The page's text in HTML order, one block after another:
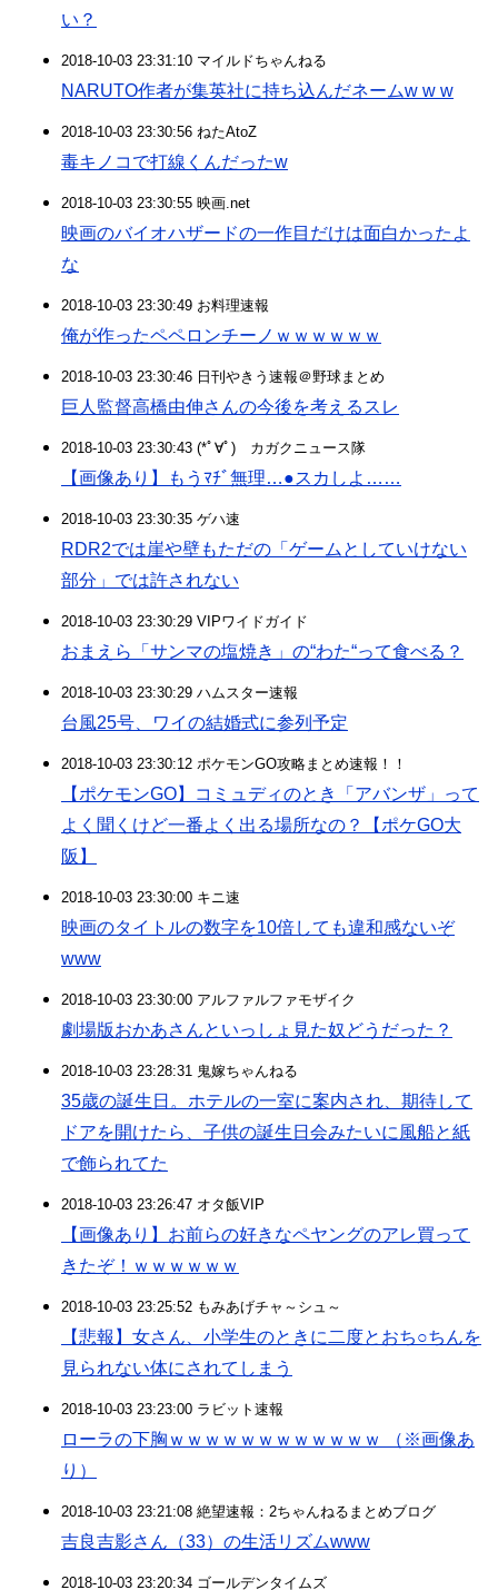
い？
2018-10-03 23:31:10 マイルドちゃんねる
NARUTO作者が集英社に持ち込んだネームw w w
2018-10-03 23:30:56 ねたAtoZ
毒キノコで打線くんだったw
2018-10-03 23:30:55 映画.net
映画のバイオハザードの一作目だけは面白かったよ
な
2018-10-03 23:30:49 お料理速報
俺が作ったペペロンチーノｗｗｗｗｗｗ
2018-10-03 23:30:46 日刊やきう速報＠野球まとめ
巨人監督高橋由伸さんの今後を考えるスレ
2018-10-03 23:30:43 (*ﾟ∀ﾟ)ゞカガクニュース隊
【画像あり】もうﾏﾁﾞ無理…●スカしよ……
2018-10-03 23:30:35 ゲハ速
RDR2では崖や壁もただの「ゲームとしていけない
部分」では許されない
2018-10-03 23:30:29 VIPワイドガイド
おまえら「サンマの塩焼き」の“わた“って食べる？
2018-10-03 23:30:29 ハムスター速報
台風25号、ワイの結婚式に参列予定
2018-10-03 23:30:12 ポケモンGO攻略まとめ速報！！
【ポケモンGO】コミュディのとき「アバンザ」って
よく聞くけど一番よく出る場所なの？【ポケGO大
阪】
2018-10-03 23:30:00 キニ速
映画のタイトルの数字を10倍しても違和感ないぞ
www
2018-10-03 23:30:00 アルファルファモザイク
劇場版おかあさんといっしょ見た奴どうだった？
2018-10-03 23:28:31 鬼嫁ちゃんねる
35歳の誕生日。ホテルの一室に案内され、期待して
ドアを開けたら、子供の誕生日会みたいに風船と紙
で飾られてた
2018-10-03 23:26:47 オタ飯VIP
【画像あり】お前らの好きなペヤングのアレ買って
きたぞ！ｗｗｗｗｗｗ
2018-10-03 23:25:52 もみあげチャ～シュ～
【悲報】女さん、小学生のときに二度とおち○ちんを
見られない体にされてしまう
2018-10-03 23:23:00 ラビット速報
ローラの下胸ｗｗｗｗｗｗｗｗｗｗｗｗ （※画像あ
り）
2018-10-03 23:21:08 絶望速報：2ちゃんねるまとめブログ
吉良吉影さん（33）の生活リズムwww
2018-10-03 23:20:34 ゴールデンタイムズ